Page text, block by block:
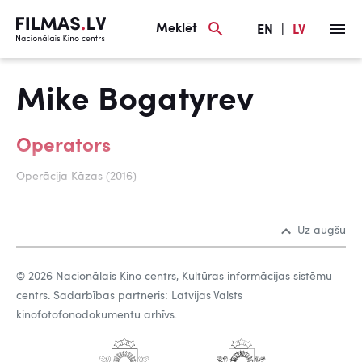
Meklēt EN LV
Mike Bogatyrev
Operators
Operācija Kāzas (2016)
Uz augšu
© 2026 Nacionālais Kino centrs, Kultūras informācijas sistēmu
centrs. Sadarbības partneris: Latvijas Valsts
kinofotofonodokumentu arhīvs.